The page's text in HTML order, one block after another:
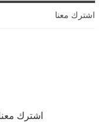
اشترك معنا
اشترك